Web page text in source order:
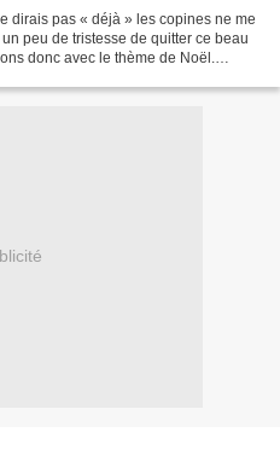
dirais pas « déjà » les copines ne me
peu de tristesse de quitter ce beau
donc avec le thème de Noël.